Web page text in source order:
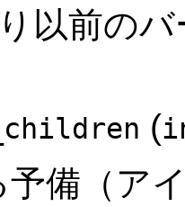
以前の
(
予備（ア